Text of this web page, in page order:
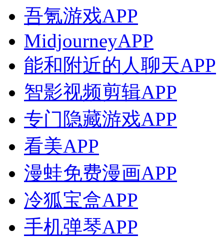
吾氪游戏APP
MidjourneyAPP
能和附近的人聊天APP
智影视频剪辑APP
专门隐藏游戏APP
看美APP
漫蛙免费漫画APP
冷狐宝盒APP
手机弹琴APP